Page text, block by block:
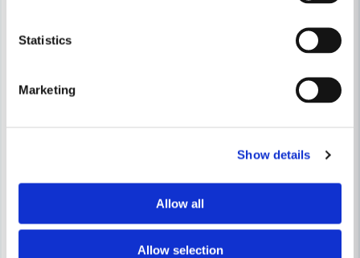
Statistics
Marketing
Show details
Allow all
Allow selection